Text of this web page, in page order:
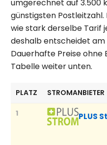
umgerechnet auf 3.500
günstigsten Postleitzahl.
wie stark derselbe Tarif
deshalb entscheidet am
Dauerhafte Preise ohne
Tabelle weiter unten.
PLATZ STROMANBIETER
1 PLUS